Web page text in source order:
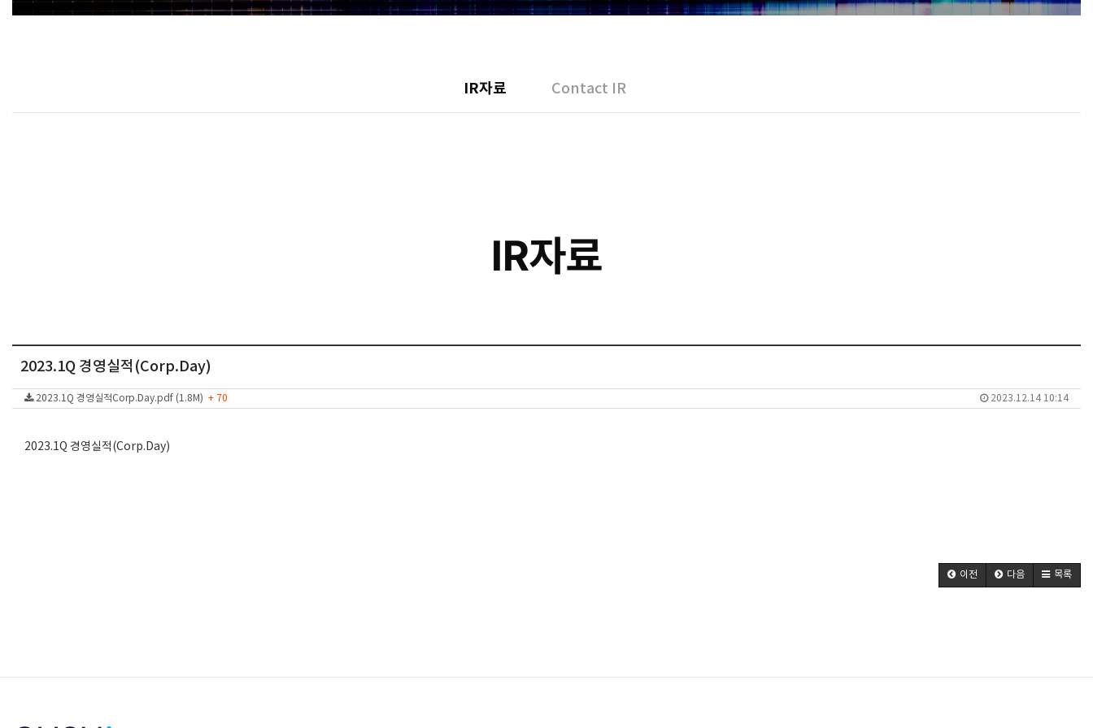
IR자료 Contact IR
IR자료
2023.1Q 경영실적(Corp.Day)
2023.12.14 10:14
2023.1Q 경영실적Corp.Day.pdf (1.8M) + 70
2023.1Q 경영실적(Corp.Day)
이전 다음 목록